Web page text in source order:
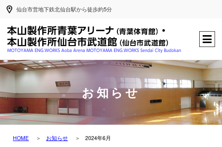
仙台市営地下鉄北仙台駅から徒歩約5分
お知らせ
HOME お知らせ 2024年6月